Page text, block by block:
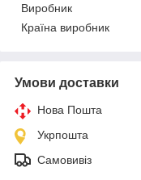
Виробник
Країна виробник
Умови доставки
Нова Пошта
Укрпошта
Самовивіз